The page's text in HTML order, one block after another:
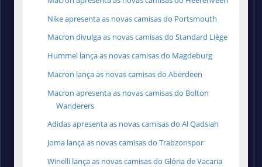
Nike apresenta as novas camisas do Portsmouth
Macron divulga as novas camisas do Standard Liège
Hummel lança as novas camisas do Magdeburg
Macron lança as novas camisas do Aberdeen
Macron apresenta as novas camisas do Bolton
Wanderers
Adidas apresenta as novas camisas do Al Qadsiah
Joma lança as novas camisas do Trabzonspor
Winelli lança as novas camisas do Glória de Vacaria